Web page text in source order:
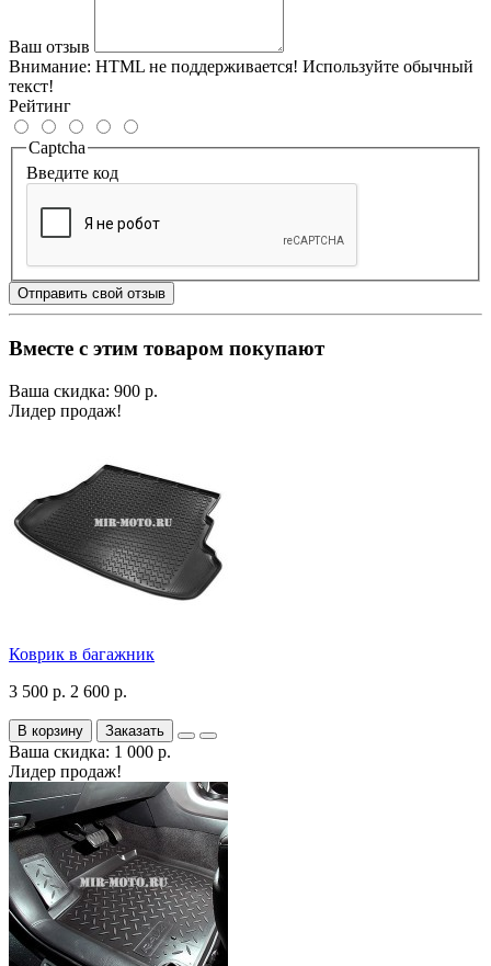
Ваш отзыв
Внимание: HTML не поддерживается! Используйте обычный
текст!
Рейтинг
Captcha
Введите код
Отправить свой отзыв
Вместе с этим товаром покупают
Ваша скидка: 900 р.
Лидер продаж!
Коврик в багажник
3 500 р. 2 600 р.
В корзину Заказать
Ваша скидка: 1 000 р.
Лидер продаж!